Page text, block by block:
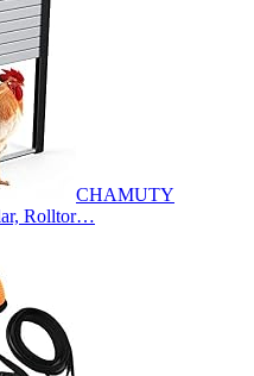
CHAMUTY
Rolltor…